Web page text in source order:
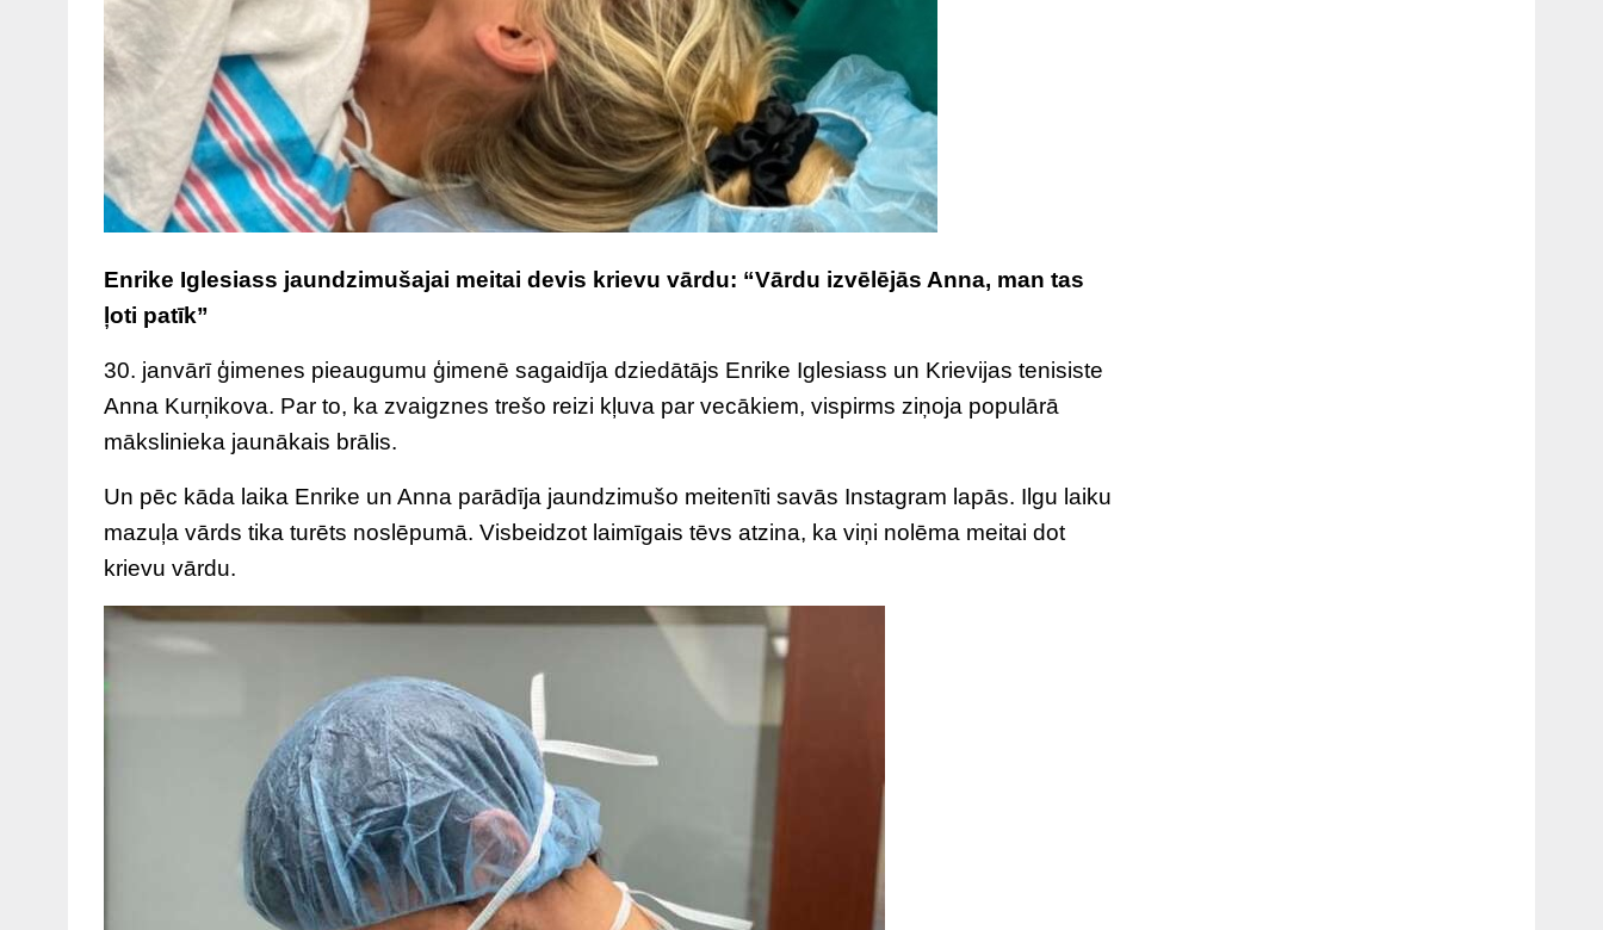
Enrike Iglesiass jaundzimušajai meitai devis krievu vārdu: “Vārdu izvēlējās Anna, man tas
ļoti patīk”
30. janvārī ģimenes pieaugumu ģimenē sagaidīja dziedātājs Enrike Iglesiass un Krievijas tenisiste
Anna Kurņikova. Par to, ka zvaigznes trešo reizi kļuva par vecākiem, vispirms ziņoja populārā
mākslinieka jaunākais brālis.
Un pēc kāda laika Enrike un Anna parādīja jaundzimušo meitenīti savās Instagram lapās. Ilgu laiku
mazuļa vārds tika turēts noslēpumā. Visbeidzot laimīgais tēvs atzina, ka viņi nolēma meitai dot
krievu vārdu.